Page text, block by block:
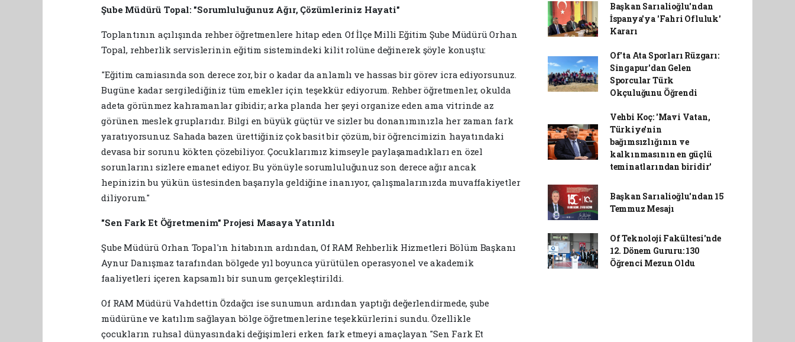
Şube Müdürü Topal: "Sorumluluğunuz Ağır, Çözümleriniz Hayati"
Toplantının açılışında rehber öğretmenlere hitap eden Of İlçe Milli Eğitim Şube Müdürü Orhan
Topal, rehberlik servislerinin eğitim sistemindeki kilit rolüne değinerek şöyle konuştu:
"Eğitim camiasında son derece zor, bir o kadar da anlamlı ve hassas bir görev icra ediyorsunuz.
Bugüne kadar sergilediğiniz tüm emekler için teşekkür ediyorum. Rehber öğretmenler, okulda
adeta görünmez kahramanlar gibidir; arka planda her şeyi organize eden ama vitrinde az
görünen meslek gruplarıdır. Bilgi en büyük güçtür ve sizler bu donanımınızla her zaman fark
yaratıyorsunuz. Sahada bazen ürettiğiniz çok basit bir çözüm, bir öğrencimizin hayatındaki
devasa bir sorunu kökten çözebiliyor. Çocuklarımız kimseyle paylaşamadıkları en özel
sorunlarını sizlere emanet ediyor. Bu yönüyle sorumluluğunuz son derece ağır ancak
hepinizin bu yükün üstesinden başarıyla geldiğine inanıyor, çalışmalarınızda muvaffakiyetler
diliyorum."
"Sen Fark Et Öğretmenim" Projesi Masaya Yatırıldı
Şube Müdürü Orhan Topal'ın hitabının ardından, Of RAM Rehberlik Hizmetleri Bölüm Başkanı
Aynur Danışmaz tarafından bölgede yıl boyunca yürütülen operasyonel ve akademik
faaliyetleri içeren kapsamlı bir sunum gerçekleştirildi.
Of RAM Müdürü Vahdettin Özdağcı ise sunumun ardından yaptığı değerlendirmede, şube
müdürüne ve katılım sağlayan bölge öğretmenlerine teşekkürlerini sundu. Özellikle
çocukların ruhsal dünyasındaki değişimleri erken fark etmeyi amaçlayan "Sen Fark Et
Başkan Sarıalioğlu'ndan
İspanya'ya 'Fahri Ofluluk'
Kararı
Of'ta Ata Sporları Rüzgarı:
Singapur'dan Gelen
Sporcular Türk
Okçuluğunu Öğrendi
Vehbi Koç: 'Mavi Vatan,
Türkiye'nin
bağımsızlığının ve
kalkınmasının en güçlü
teminatlarından biridir'
Başkan Sarıalioğlu'ndan 15
Temmuz Mesajı
Of Teknoloji Fakültesi'nde
12. Dönem Gururu: 130
Öğrenci Mezun Oldu